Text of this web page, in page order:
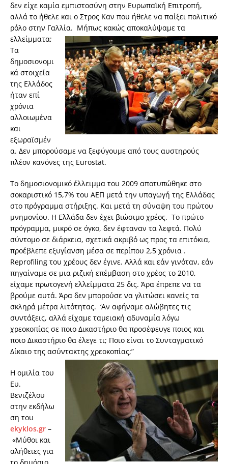
δεν είχε καμία εμπιστοσύνη στην Ευρωπαϊκή Επιτροπή,
αλλά το ήθελε και ο Στρος Καν που ήθελε να παίξει πολιτικό
ρόλο στην Γαλλία. Μήπως κακώς αποκαλύψαμε τα
ελλείμματα;
Τα
δημοσιονομι
κά στοιχεία
της Ελλάδος
ήταν επί
χρόνια
αλλοιωμένα
και
εξωραϊσμέν
α. Δεν μπορούσαμε να ξεφύγουμε από τους αυστηρούς
πλέον κανόνες της Eurostat.
Το δημοσιονομικό έλλειμμα του 2009 αποτυπώθηκε στο
σοκαριστικό 15,7% του ΑΕΠ μετά την υπαγωγή της Ελλάδας
στο πρόγραμμα στήριξης. Και μετά τη σύναψη του πρώτου
μνημονίου. Η Ελλάδα δεν έχει βιώσιμο χρέος. Το πρώτο
πρόγραμμα, μικρό σε όγκο, δεν έφταναν τα λεφτά. Πολύ
σύντομο σε διάρκεια, σχετικά ακριβό ως προς τα επιτόκια,
προέβλεπε εξυγίανση μέσα σε περίπου 2,5 χρόνια .
Reprofiling του χρέους δεν έγινε. Αλλά και εάν γινόταν, εάν
πηγαίναμε σε μια ριζική επέμβαση στο χρέος το 2010,
είχαμε πρωτογενή ελλείμματα 25 δις. Άρα έπρεπε να τα
βρούμε αυτά. Άρα δεν μπορούσε να γλιτώσει κανείς τα
σκληρά μέτρα λιτότητας. ‘Αν αφήναμε αλώβητες τις
συντάξεις, αλλά είχαμε ταμειακή αδυναμία λόγω
χρεοκοπίας σε ποιο Δικαστήριο θα προσέφευγε ποιος και
ποιο Δικαστήριο θα έλεγε τι; Ποιο είναι το Συνταγματικό
Δίκαιο της ασύντακτης χρεοκοπίας;”
Η ομιλία του
Ευ.
Βενιζέλου
στην εκδήλω
ση του
ekyklos.gr –
«Μύθοι και
αλήθειες για